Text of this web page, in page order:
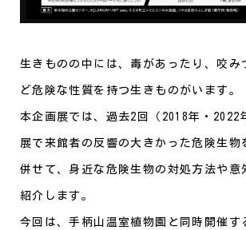
生きものの中には、毒があったり、咬み
ど危険な性質を持つ生きものがいます。
本企画展では、過去2回（2018年・2022
展で来館者の反響の大きかった危険生物
併せて、身近な危険生物の対処方法や意
紹介します。
今回は、手柄山温室植物園と同時開催す